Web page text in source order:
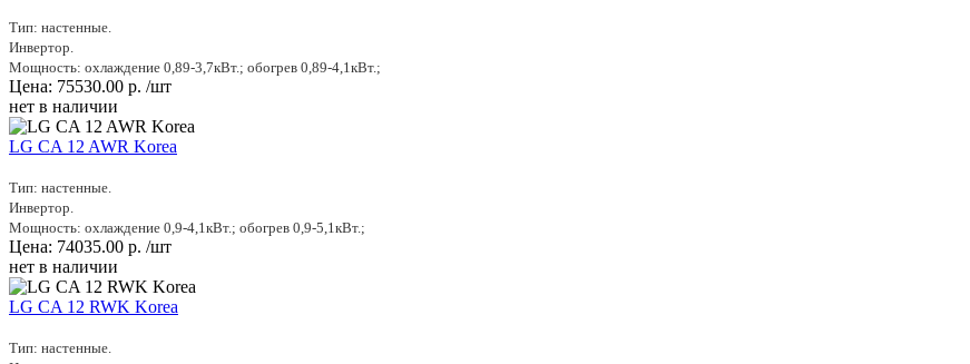
Тип: настенные.
Инвертор.
Мощность: охлаждение 0,89-3,7кВт.; обогрев 0,89-4,1кВт.;
Цена: 75530.00 р. /шт
нет в наличии
LG CA 12 AWR Korea
Тип: настенные.
Инвертор.
Мощность: охлаждение 0,9-4,1кВт.; обогрев 0,9-5,1кВт.;
Цена: 74035.00 р. /шт
нет в наличии
LG CA 12 RWK Korea
Тип: настенные.